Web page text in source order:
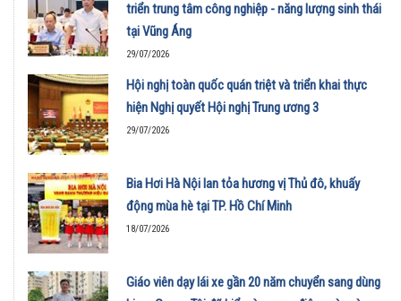
triển trung tâm công nghiệp - năng lượng sinh thái
tại Vũng Áng
29/07/2026
Hội nghị toàn quốc quán triệt và triển khai thực
hiện Nghị quyết Hội nghị Trung ương 3
29/07/2026
Bia Hơi Hà Nội lan tỏa hương vị Thủ đô, khuấy
động mùa hè tại TP. Hồ Chí Minh
18/07/2026
Giáo viên dạy lái xe gần 20 năm chuyển sang dùng